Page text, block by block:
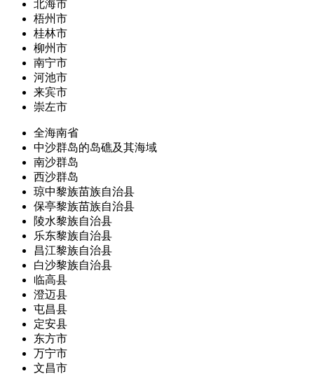
北海市
梧州市
桂林市
柳州市
南宁市
河池市
来宾市
崇左市
全海南省
中沙群岛的岛礁及其海域
南沙群岛
西沙群岛
琼中黎族苗族自治县
保亭黎族苗族自治县
陵水黎族自治县
乐东黎族自治县
昌江黎族自治县
白沙黎族自治县
临高县
澄迈县
屯昌县
定安县
东方市
万宁市
文昌市